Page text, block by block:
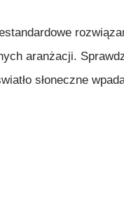
aranżacji.
słoneczne